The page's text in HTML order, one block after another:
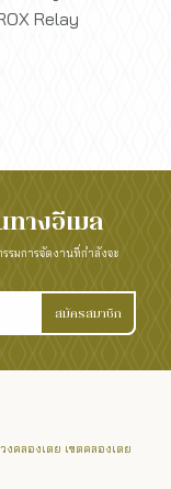
Relay
ทางอีเมล
รมการจัดงานที่กำลังจะ
สมัครสมาชิก
งคลองเตย เขตคลองเตย